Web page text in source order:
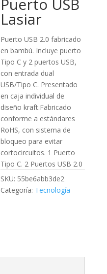
Puerto USB
Lasiar
Puerto USB 2.0 fabricado
en bambú. Incluye puerto
Tipo C y 2 puertos USB,
con entrada dual
USB/Tipo C. Presentado
en caja individual de
diseño kraft.Fabricado
conforme a estándares
RoHS, con sistema de
bloqueo para evitar
cortocircuitos. 1 Puerto
Tipo C. 2 Puertos USB 2.0
SKU: 55be6abb3de2
Categoría: Tecnología